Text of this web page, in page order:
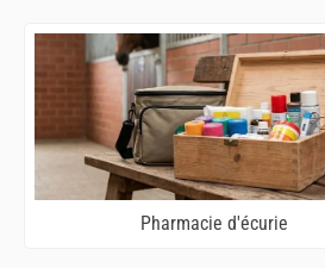
Pharmacie d'écurie